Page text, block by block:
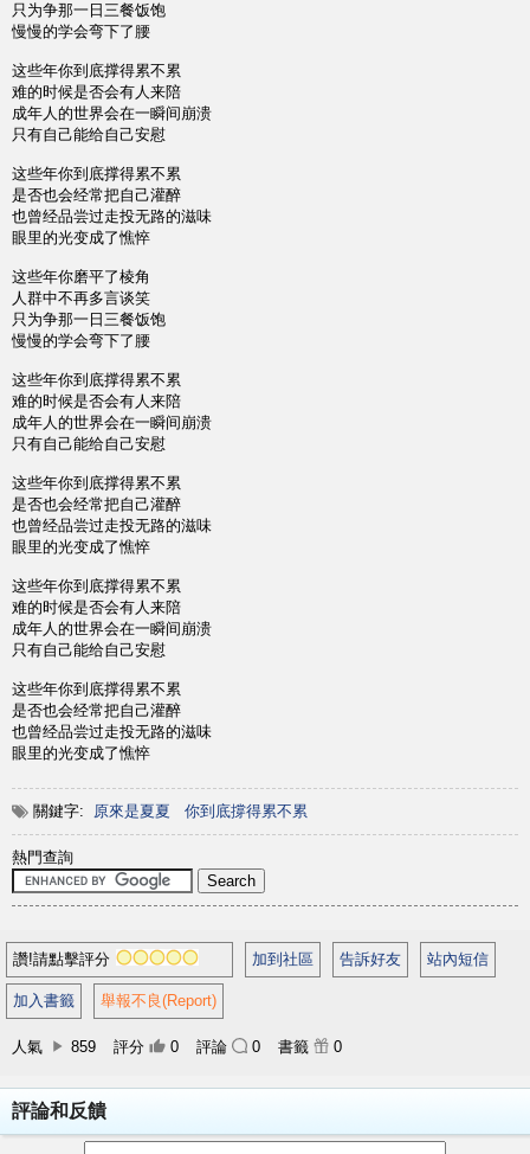
只为争那一日三餐饭饱
慢慢的学会弯下了腰
这些年你到底撑得累不累
难的时候是否会有人来陪
成年人的世界会在一瞬间崩溃
只有自己能给自己安慰
这些年你到底撑得累不累
是否也会经常把自己灌醉
也曾经品尝过走投无路的滋味
眼里的光变成了憔悴
这些年你磨平了棱角
人群中不再多言谈笑
只为争那一日三餐饭饱
慢慢的学会弯下了腰
这些年你到底撑得累不累
难的时候是否会有人来陪
成年人的世界会在一瞬间崩溃
只有自己能给自己安慰
这些年你到底撑得累不累
是否也会经常把自己灌醉
也曾经品尝过走投无路的滋味
眼里的光变成了憔悴
这些年你到底撑得累不累
难的时候是否会有人来陪
成年人的世界会在一瞬间崩溃
只有自己能给自己安慰
这些年你到底撑得累不累
是否也会经常把自己灌醉
也曾经品尝过走投无路的滋味
眼里的光变成了憔悴
關鍵字: 原來是夏夏 你到底撐得累不累
熱門查詢
讚!請點擊評分 加到社區 告訴好友 站內短信
加入書籤 舉報不良(Report)
人氣 859 評分 0 評論 0 書籤 0
評論和反饋